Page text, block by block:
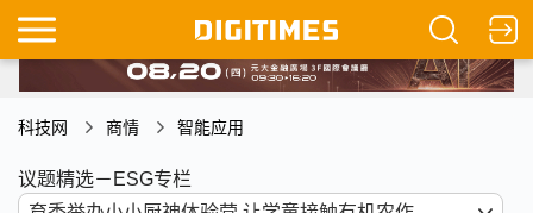
科技网 商情 智能应用
议题精选－ESG专栏